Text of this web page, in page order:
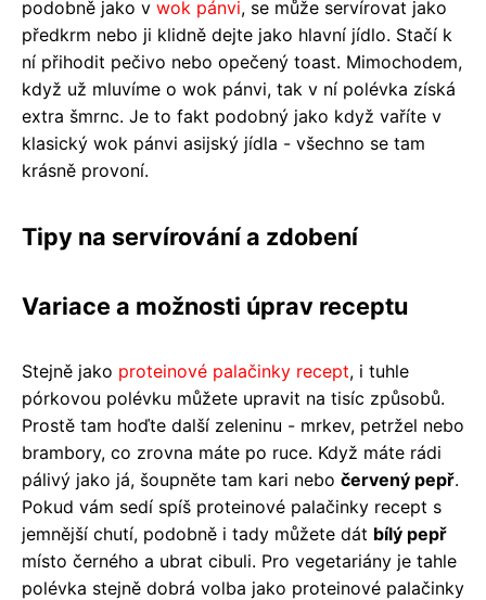
podobně jako v wok pánvi, se může servírovat jako
předkrm nebo ji klidně dejte jako hlavní jídlo. Stačí k
ní přihodit pečivo nebo opečený toast. Mimochodem,
když už mluvíme o wok pánvi, tak v ní polévka získá
extra šmrnc. Je to fakt podobný jako když vaříte v
klasický wok pánvi asijský jídla - všechno se tam
krásně provoní.
Tipy na servírování a zdobení
Variace a možnosti úprav receptu
Stejně jako proteinové palačinky recept, i tuhle
pórkovou polévku můžete upravit na tisíc způsobů.
Prostě tam hoďte další zeleninu - mrkev, petržel nebo
brambory, co zrovna máte po ruce. Když máte rádi
pálivý jako já, šoupněte tam kari nebo červený pepř.
Pokud vám sedí spíš proteinové palačinky recept s
jemnější chutí, podobně i tady můžete dát bílý pepř
místo černého a ubrat cibuli. Pro vegetariány je tahle
polévka stejně dobrá volba jako proteinové palačinky